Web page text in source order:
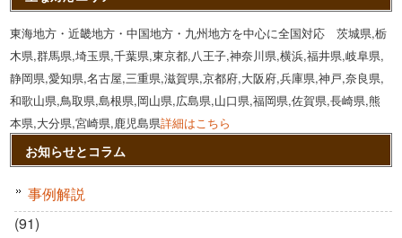
東海地方・近畿地方・中国地方・九州地方を中心に全国対応 茨城県,栃
木県,群馬県,埼玉県,千葉県,東京都,八王子,神奈川県,横浜,福井県,岐阜県,
静岡県,愛知県,名古屋,三重県,滋賀県,京都府,大阪府,兵庫県,神戸,奈良県,
和歌山県,鳥取県,島根県,岡山県,広島県,山口県,福岡県,佐賀県,長崎県,熊
本県,大分県,宮崎県,鹿児島県詳細はこちら
お知らせとコラム
事例解説
(91)